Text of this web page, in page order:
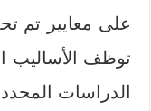
على معايير تم
توظف الأساليب
الدراسات